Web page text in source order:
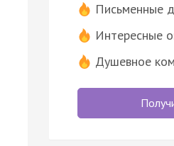
Письменные
Интересные
Душевное